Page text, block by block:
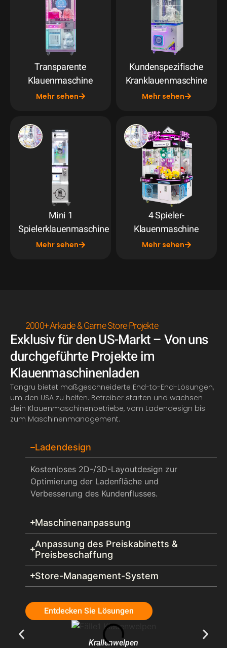
Transparente
Klauenmaschine
Mehr sehen
Kundenspezifische
Kranklauenmaschine
Mehr sehen
Mini 1
Spielerklauenmaschine
Mehr sehen
4 Spieler-
Klauenmaschine
Mehr sehen
2000+ Arkade & Game Store-Projekte
Exklusiv für den US-Markt – Von uns
durchgeführte Projekte im
Klauenmaschinenladen
Tongru bietet maßgeschneiderte End-to-End-Lösungen,
um den USA zu helfen. Betreiber starten und wachsen
dein Klauenmaschinenbetriebe, vom Ladendesign bis
zum Maschinenmanagement.
Ladendesign
Kostenloses 2D-/3D-Layoutdesign zur
Optimierung der Ladenfläche und
Verbesserung des Kundenflusses.
Maschinenanpassung
Anpassung des Preiskabinetts &
Preisbeschaffung
Store-Management-System
Entdecken Sie Lösungen
Krallenwelpen